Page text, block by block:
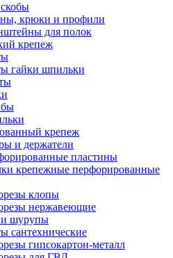
крюки и профили
для полок
крепеж
гайки шпильки
крепеж
и держатели
пластины
крепежные перфорированные
клопы
нержавеющие
шурупы
сантехнические
гипсокартон-металл